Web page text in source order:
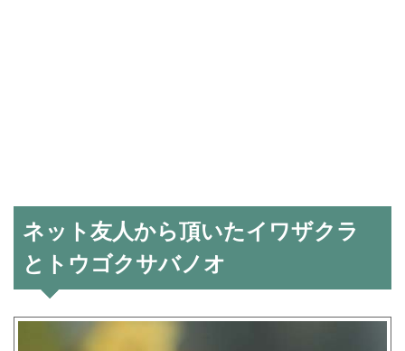
ネット友人から頂いたイワザクラ
とトウゴクサバノオ